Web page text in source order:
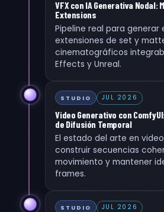
VFX con IA Generativa Nodal:
Extensions
Pipeline real para generar
extensiones de set y
cinematográficos
Effects y Unreal.
STUDIO JUL 2026
Video Generativo con
de Difusión Temporal
El estado del arte en
construir secuencias
movimiento y mantener
frames.
STUDIO JUL 2026